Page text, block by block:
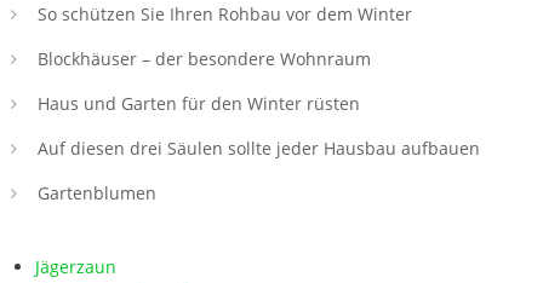
So schützen Sie Ihren Rohbau vor dem Winter
Blockhäuser – der besondere Wohnraum
Haus und Garten für den Winter rüsten
Auf diesen drei Säulen sollte jeder Hausbau aufbauen
Gartenblumen
Jägerzaun